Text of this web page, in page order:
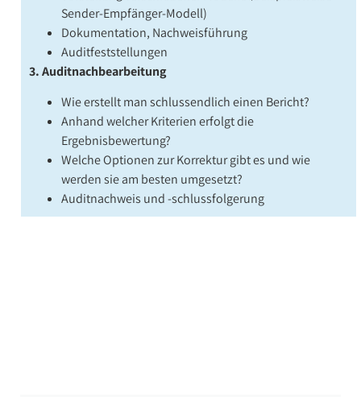
Sender-Empfänger-Modell)
Dokumentation, Nachweisführung
Auditfeststellungen
3. Auditnachbearbeitung
Wie erstellt man schlussendlich einen Bericht?
Anhand welcher Kriterien erfolgt die
Ergebnisbewertung?
Welche Optionen zur Korrektur gibt es und wie
werden sie am besten umgesetzt?
Auditnachweis und -schlussfolgerung